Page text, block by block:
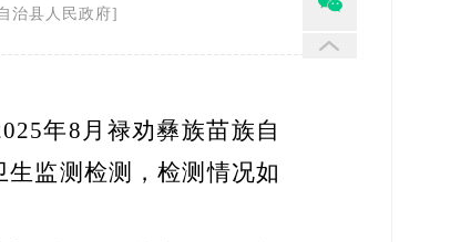
县人民政府]
25年8 月 禄劝彝族苗族自
监测检测，检测情况如